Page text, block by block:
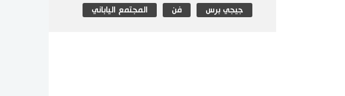
جيجي برس فن المجتمع الياباني